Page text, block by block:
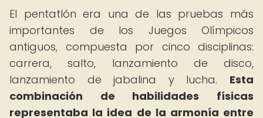
El pentatlón era una de las pruebas más
importantes de los Juegos Olímpicos
antiguos, compuesta por cinco disciplinas:
carrera, salto, lanzamiento de disco,
lanzamiento de jabalina y lucha. Esta
combinación de habilidades físicas
representaba la idea de la armonía entre